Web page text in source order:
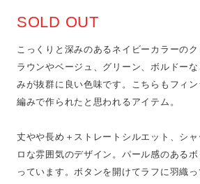
SOLD OUT
こっくりと深みのあるネイビーカラーの
ラウンやベージュ、グリーン、ボルドー
みが抜群に良い色味です。こちらもフィ
編みで作られたと思われるアイテム。
丈やや長め＋ストレートシルエット、シ
ロな雰囲気のデザイン。パール感のある
っています。ボタンを開けてラフに羽織っ